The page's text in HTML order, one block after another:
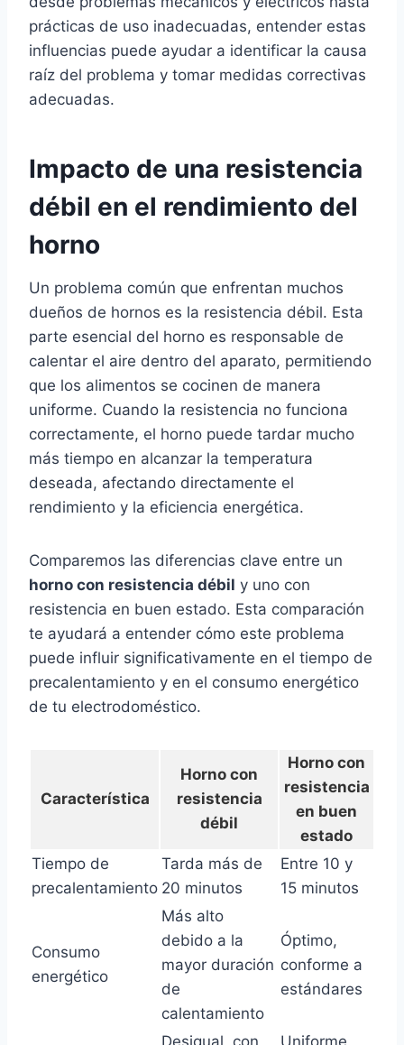
prácticas de uso inadecuadas, entender estas
influencias puede ayudar a identificar la causa
raíz del problema y tomar medidas correctivas
adecuadas.
Impacto de una resistencia
débil en el rendimiento del
horno
Un problema común que enfrentan muchos
dueños de hornos es la resistencia débil. Esta
parte esencial del horno es responsable de
calentar el aire dentro del aparato, permitiendo
que los alimentos se cocinen de manera
uniforme. Cuando la resistencia no funciona
correctamente, el horno puede tardar mucho
más tiempo en alcanzar la temperatura
deseada, afectando directamente el
rendimiento y la eficiencia energética.
Comparemos las diferencias clave entre un
horno con resistencia débil y uno con
resistencia en buen estado. Esta comparación
te ayudará a entender cómo este problema
puede influir significativamente en el tiempo de
precalentamiento y en el consumo energético
de tu electrodoméstico.
Característica
Horno con
resistencia
débil
Horno con
resistencia
en buen
estado
Tiempo de
precalentamiento
Tarda más de
20 minutos
Entre 10 y
15 minutos
Consumo
energético
Más alto
debido a la
mayor duración
de
calentamiento
Óptimo,
conforme a
estándares